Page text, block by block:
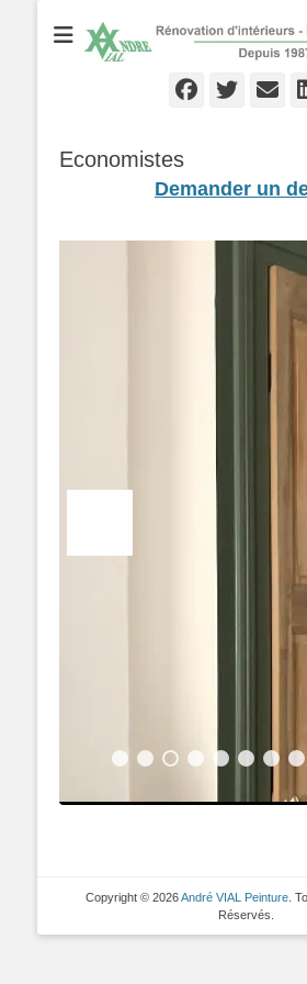
Rénovation d'Intérieurs - Façades -
Economistes
Demander un
Copyright © 2026André VIAL Peinture.
Réservés.